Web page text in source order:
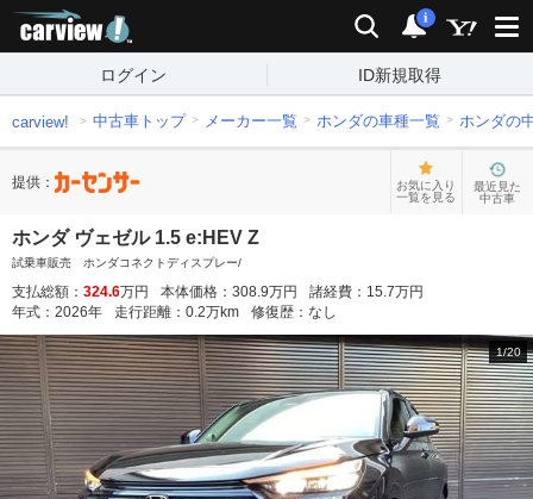
検索 通知
i
ログイン ID新規取得
carview! 中古車トップ メーカー一覧 ホンダの車種一覧 ホンダの
提供：
お気に入り
一覧を見る
最近見た
中古車
ホンダ ヴェゼル 1.5 e:HEV Z
試乗車販売 ホンダコネクトディスプレー/
支払総額： 324.6万円 本体価格： 308.9万円 諸経費： 15.7万円
年式： 2026年 走行距離： 0.2万km 修復歴： なし
1/20